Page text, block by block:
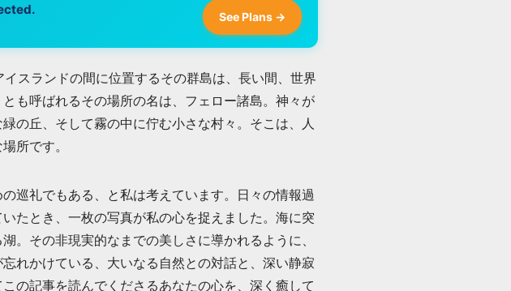
See Plans →
スランドの間に位置するその群島は、長い間、世界
も呼ばれるその場所の名は、フェロー諸島。神々が
の丘、そして霧の中に佇む小さな村々。そこは、人
所です。
巡礼でもある、と私は考えています。日々の情報過
たとき、一枚の写真が私の心を捉えました。海に突
。その非現実的なまでの美しさに導かれるように、
れかけている、大いなる自然との対話と、深い静寂
の記事を読んでくださるあなたの心を、深く癒して